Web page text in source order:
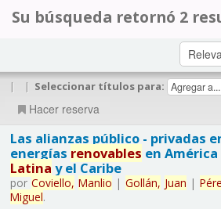
Su búsqueda retornó 2
| | Seleccionar títulos para:
Hacer reserva
Las alianzas público - privadas
energías renovables en América
Latina y el Caribe
por Coviello, Manlio | Gollán, Juan |
Miguel.